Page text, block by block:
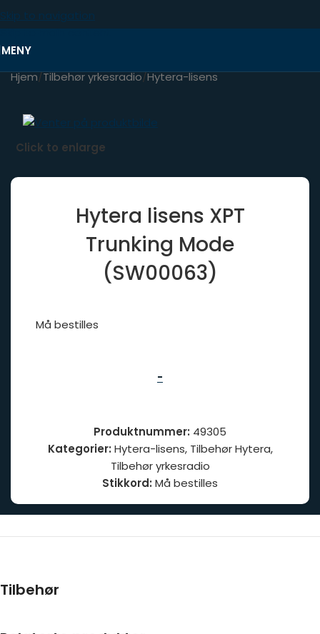
Skip to navigation
Skip to main content
MENY
Hjem/Tilbehør yrkesradio/Hytera-lisens
Click to enlarge
Hytera lisens XPT
Trunking Mode
(SW00063)
Må bestilles
-
Produktnummer: 49305
Kategorier: Hytera-lisens, Tilbehør Hytera,
Tilbehør yrkesradio
Stikkord: Må bestilles
Tilbehør